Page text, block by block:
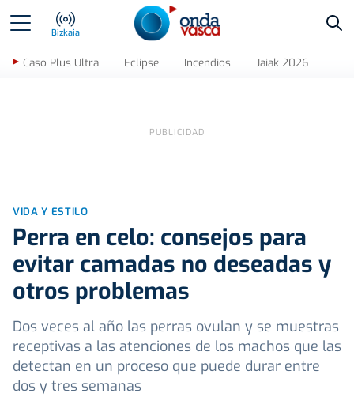
Bizkaia
Caso Plus Ultra Eclipse Incendios Jaiak 2026
VIDA Y ESTILO
Perra en celo: consejos para
evitar camadas no deseadas y
otros problemas
Dos veces al año las perras ovulan y se muestras
receptivas a las atenciones de los machos que las
detectan en un proceso que puede durar entre
dos y tres semanas